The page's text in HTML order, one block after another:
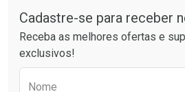
Laboratório
Por Menos
Cadastre-se para receber
Receba as melhores ofertas e
exclusivos!
Nome